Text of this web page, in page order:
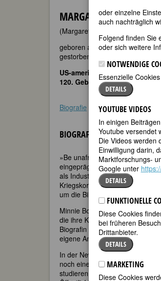
MARGARET BOURKE-
(Margaret White [eigentlicher
geboren am 14. Juni 1904 in
gestorben am 27. August 1971
US-amerikanische
120. Geburtstag am 14. Juni
Biografie Zitate•Weblinks•
BIOGRAFIE
»Be unafraid.« Dieser
eingeprägt. Viel Platz für Furcht
als Industriefotografin, ob auf
Kriegskorrespondentin der US
um die Bilder zu machen, die sie
Minnie Bourke und Joseph
die ihre Kinder – zwei Töchter,
Biografin Vicki Goldberg,
eigene Angst, hatte Mutter
In der New Yorker Bronx
noch einen ganz anderen
studieren. Schon dem Kind
oder einzelne
auch nachträglich
Folgend finden Sie
oder sich weitere
NOTWENDIGE
Essenzielle
DETAILS
YOUTUBE VIDEOS
In einigen
Youtube versendet
Die Videos werden
Einwilligung darin,
Marktforschungs-
Google unter
DETAILS
FUNKTIONELLE
Diese Cookies
bei früheren
Drittanbieter.
DETAILS
MARKETING
Diese Cookies